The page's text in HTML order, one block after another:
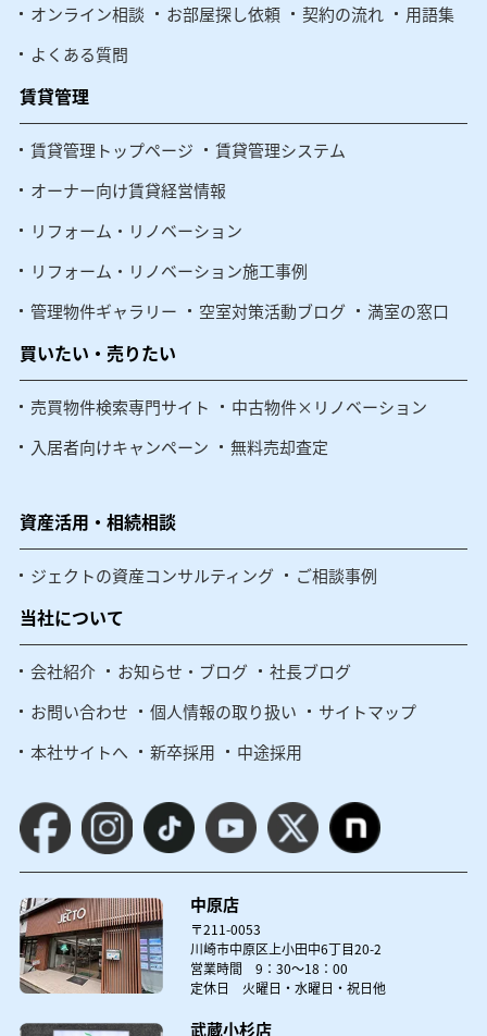
オンライン相談
お部屋探し依頼 契約の流れ
用語集
よくある質問
賃貸管理
賃貸管理トップページ
賃貸管理システム
オーナー向け賃貸経営情報
リフォーム・リノベーション
リフォーム・リノベーション施工事例
管理物件ギャラリー
空室対策活動ブログ 満室の窓口
買いたい・売りたい
売買物件検索専門サイト
中古物件×リノベーション
入居者向けキャンペーン
無料売却査定
資産活用・相続相談
ジェクトの資産コンサルティング ご相談事例
当社について
会社紹介 お知らせ・ブログ
社長ブログ
お問い合わせ
個人情報の取り扱い
サイトマップ
本社サイトへ
新卒採用 中途採用
中原店
〒211-0053
川崎市中原区上小田中6丁目20-2
営業時間 9：30～18：00
定休日 火曜日・水曜日・祝日他
武蔵小杉店